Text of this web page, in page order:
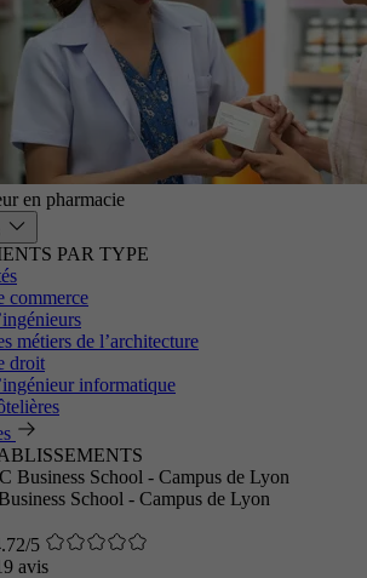
en pharmacie
PAR TYPE
commerce
métiers de l’architecture
droit
informatique
School - Campus de Lyon
5
avis